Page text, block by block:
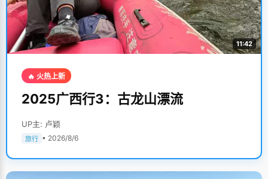
11:42
🔥 火热上新
2025广西行3：古龙山漂流
UP主: 卢颖
旅行 • 2026/8/6